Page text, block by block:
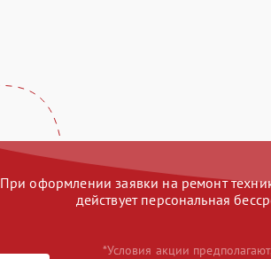
При оформлении заявки на ремонт
действует персональная
*Условия акции